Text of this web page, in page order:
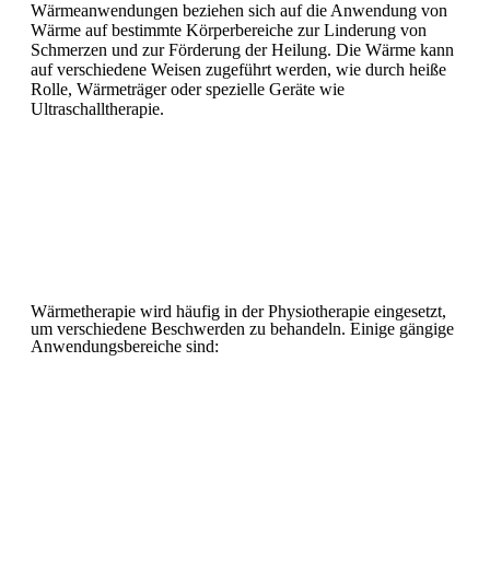
Wärmeanwendungen beziehen sich auf die Anwendung von
Wärme auf bestimmte Körperbereiche zur Linderung von
Schmerzen und zur Förderung der Heilung. Die Wärme kann
auf verschiedene Weisen zugeführt werden, wie durch heiße
Rolle, Wärmeträger oder spezielle Geräte wie
Ultraschalltherapie.
Wärmetherapie wird häufig in der Physiotherapie eingesetzt,
um verschiedene Beschwerden zu behandeln. Einige gängige
Anwendungsbereiche sind: